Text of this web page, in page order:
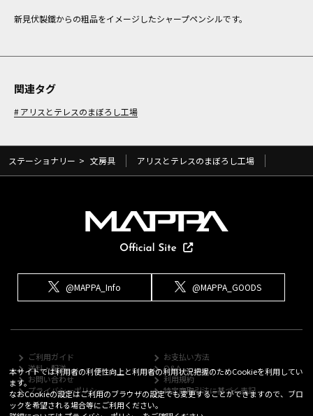
新見伏製鐵からの粗品をイメージしたシャープペンシルです。
関連タグ
アリスとテレスのまぼろし工場
ステーショナリー > 文房具 アリスとテレスのまぼろし工場
@MAPPA_Info @MAPPA_GOODS
ご利用ガイド
お支払い方法
送料・配送
Q&A
お問い合わせ
利用規約
プライバシーポリシー
特定商取引法に基づく表記
本サイトでは利用者の利便性向上と利用者の利用状況把握のためCookieを利用してい
ます。
なおCookieの設定はご利用のブラウザの設定でも変更することができますので、ブロ
ックを希望される場合等にご利用ください。